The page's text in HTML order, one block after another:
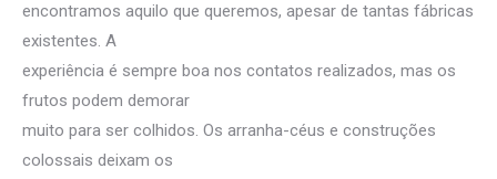
encontramos aquilo que queremos, apesar de tantas fábricas
existentes. A
experiência é sempre boa nos contatos realizados, mas os
frutos podem demorar
muito para ser colhidos. Os arranha-céus e construções
colossais deixam os